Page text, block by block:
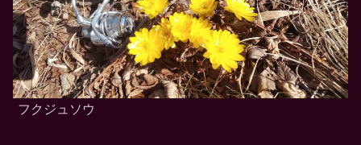
フクジュソウ